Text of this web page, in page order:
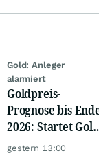
Gold: Anleger
alarmiert
Goldpreis-
Prognose bis
2026: Startet Gold
jetzt eine neue
gestern 13:00